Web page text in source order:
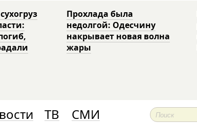
Прохлада была
недолгой: Одесчину
накрывает новая волна
жары
ТВ СМИ